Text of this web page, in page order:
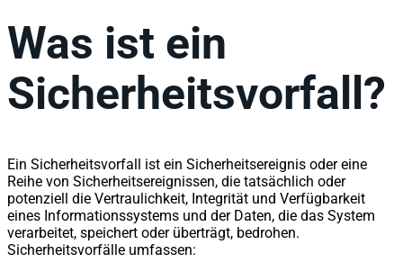
Was ist ein
Sicherheitsvorfall?
Ein Sicherheitsvorfall ist ein Sicherheitsereignis oder eine
Reihe von Sicherheitsereignissen, die tatsächlich oder
potenziell die Vertraulichkeit, Integrität und Verfügbarkeit
eines Informationssystems und der Daten, die das System
verarbeitet, speichert oder überträgt, bedrohen.
Sicherheitsvorfälle umfassen: